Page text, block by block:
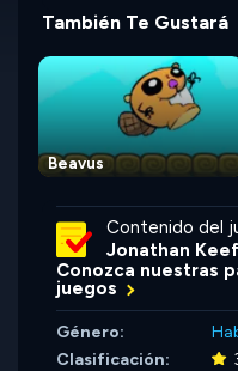
También Te Gustará
Beavus
Contenido del
Jonathan
Conozca nuestras
juegos
Género:
Clasificación: